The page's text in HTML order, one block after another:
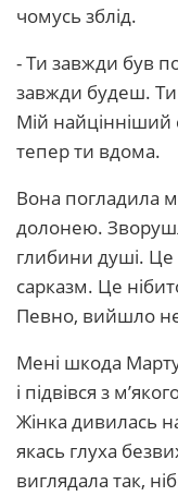
чомусь зблід.
- Ти завжди був
завжди будеш.
Мій
тепер ти вдома.
Вона погладила
долонею.
глибини душі. Це
сарказм. Це
Певно, вийшло
Мені шкода
і підвівся з
Жінка дивилась
якась глуха
виглядала так,